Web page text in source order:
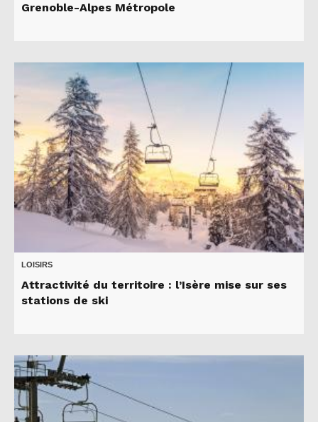
Grenoble-Alpes Métropole
LOISIRS
Attractivité du territoire : l’Isère mise sur ses
stations de ski